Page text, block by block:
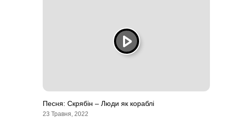
Песня: Скрябін – Люди як кораблі
23 Травня, 2022